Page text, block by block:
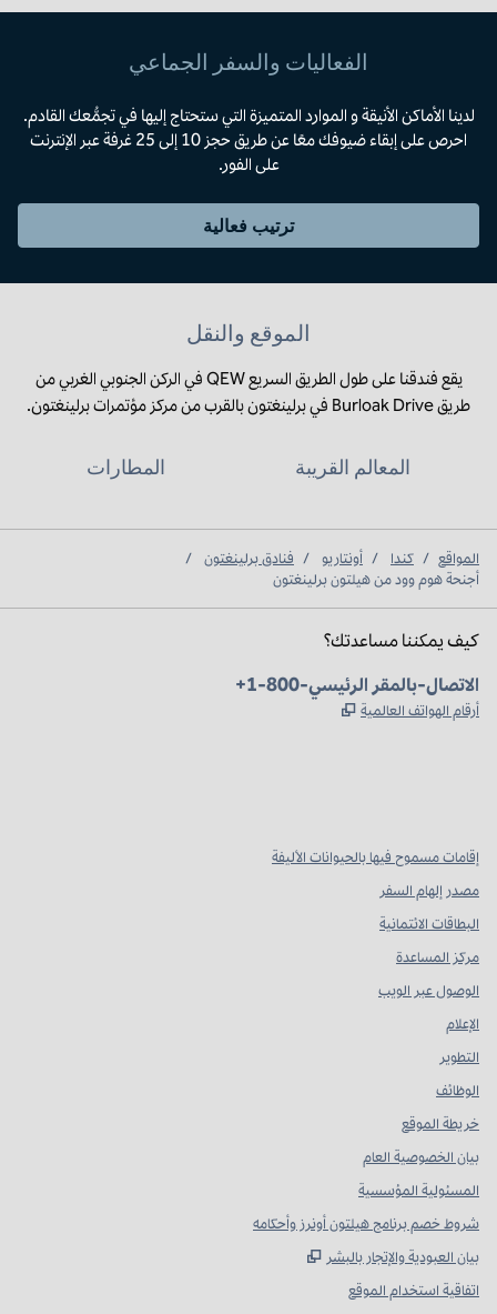
الفعاليات والسفر الجماعي
لدينا الأماكن الأنيقة و الموارد المتميزة التي ستحتاج إليها في تجمُّعك القادم.
احرص على إبقاء ضيوفك معًا عن طريق حجز 10 إلى 25 غرفة عبر الإنترنت
على الفور.
ترتيب فعالية
الموقع والنقل
يقع فندقنا على طول الطريق السريع QEW في الركن الجنوبي الغربي من
طريق Burloak Drive في برلينغتون بالقرب من مركز مؤتمرات برلينغتون.
المعالم القريبة المطارات
المواقع / كندا / أونتاريو / فنادق برلينغتون
/
أجنحة هوم وود من هيلتون برلينغتون
كيف يمكننا مساعدتك؟
الهاتف:
+1-800-الاتصال-بالمقر الرئيسي
أرقام الهواتف العالمية
إقامات مسموح فيها بالحيوانات الأليفة
مصدر إلهام السفر
البطاقات الائتمانية
مركز المساعدة
الوصول عبر الويب
الإعلام
التطوير
الوظائف
خريطة الموقع
بيان الخصوصية العام
المسئولية المؤسسية
شروط خصم برنامج هيلتون أونرز وأحكامه
بيان العبودية والإتجار بالبشر
اتفاقية استخدام الموقع